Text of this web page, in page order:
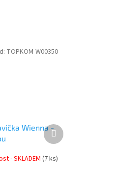
Wienna -
- SKLADEM (7 ks)
TOPKOM-W00350
Další
produkt